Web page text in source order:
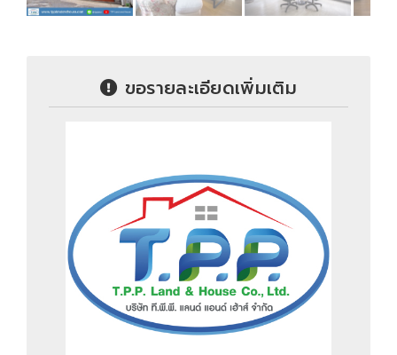
ขอรายละเอียดเพิ่มเติม